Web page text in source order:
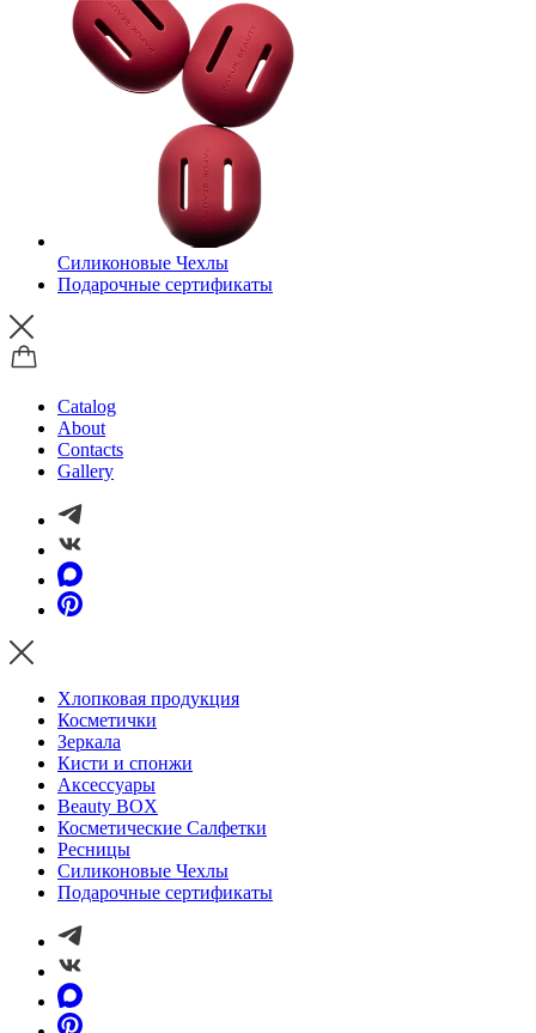
Силиконовые Чехлы
Подарочные сертификаты
Catalog
About
Contacts
Gallery
Хлопковая продукция
Косметички
Зеркала
Кисти и спонжи
Аксессуары
Beauty BOX
Косметические Салфетки
Ресницы
Силиконовые Чехлы
Подарочные сертификаты